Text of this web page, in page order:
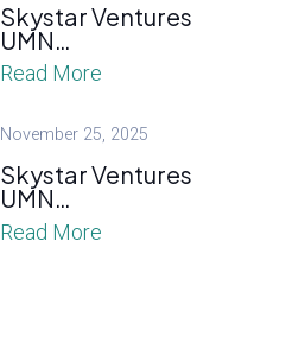
Skystar Ventures
UMN…
Read More
November 25, 2025
Skystar Ventures
UMN…
Read More